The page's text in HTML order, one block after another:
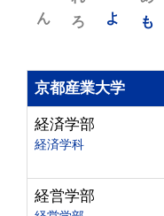
も
よ
ろ
ん
京都産業大学
経済学部
経済学科
経営学部